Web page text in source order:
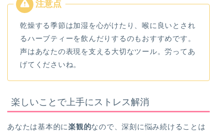
乾燥する季節は加湿を心がけたり、喉に良いとされ
るハーブティーを飲んだりするのもおすすめです。
声はあなたの表現を支える大切なツール。労ってあ
げてくださいね。
楽しいことで上手にストレス解消
あなたは基本的に楽観的なので、深刻に悩み続けることは